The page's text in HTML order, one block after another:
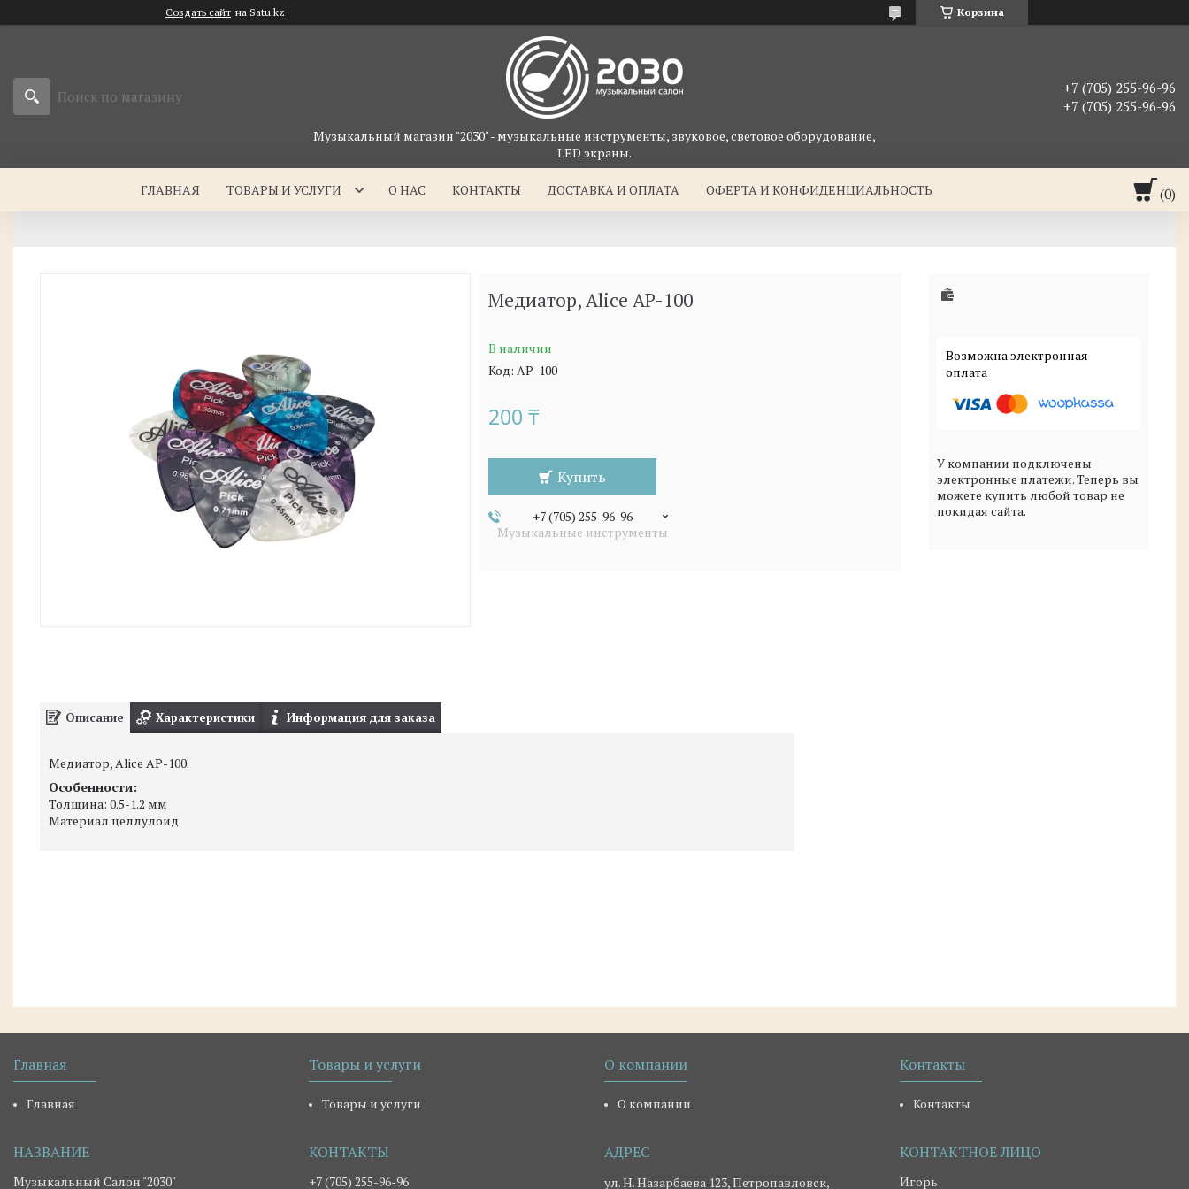
Создать сайт на Satu.kz Корзина
Музыкальный магазин "2030" - музыкальные инструменты, звуковое, световое оборудование,
LED экраны.
+7 (705) 255-96-96
+7 (705) 255-96-96
ГЛАВНАЯ ТОВАРЫ И УСЛУГИ О НАС КОНТАКТЫ ДОСТАВКА И ОПЛАТА ОФЕРТА И КОНФИДЕНЦИАЛЬНОСТЬ
Медиатор, Alice AP-100
В наличии
Код: AP-100
200 ₸
Купить
+7 (705) 255-96-96
Музыкальные инструменты
У компании подключены
электронные платежи. Теперь вы
можете купить любой товар не
покидая сайта.
Описание Характеристики Информация для заказа
Медиатор, Alice AP-100.
Особенности:
Толщина: 0.5-1.2 мм
Материал целлулоид
Главная
Главная
Товары и услуги
Товары и услуги
О компании
О компании
Контакты
Контакты
Музыкальный Салон "2030" +7 (705) 255-96-96 ул. Н. Назарбаева 123, Петропавловск, Игорь